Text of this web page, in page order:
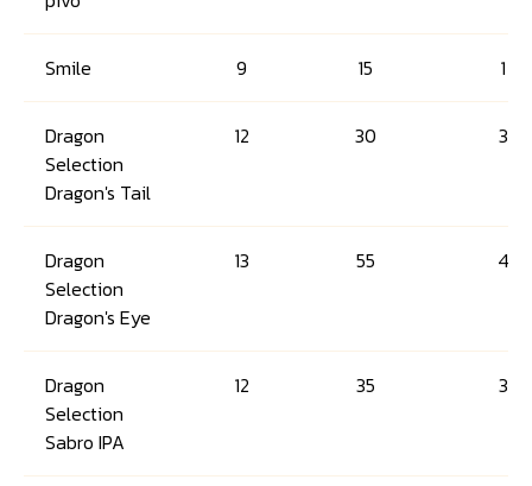
Smile 9 15 1
Dragon
Selection
Dragon's Tail
12 30 3
Dragon
Selection
Dragon's Eye
13 55 4
Dragon
Selection
Sabro IPA
12 35 3